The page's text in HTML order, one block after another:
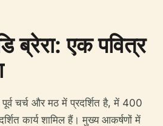
ब्रेरा: एक पवित्र
चर्च और मठ में प्रदर्शित है, में 400
कार्य शामिल हैं। मुख्य आकर्षणों में